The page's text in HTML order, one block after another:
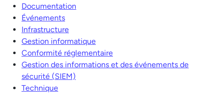
Documentation
Événements
Infrastructure
Gestion informatique
Conformité réglementaire
Gestion des informations et des événements de
sécurité (SIEM)
Technique